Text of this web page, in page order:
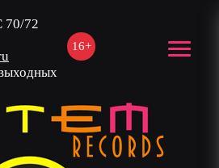
16+
70/72